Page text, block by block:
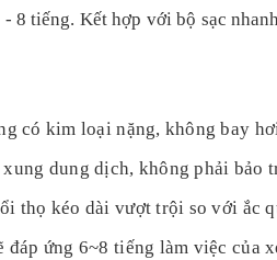
tiếng. Kết hợp với bộ sạc
có kim loại nặng, không bay
dung dịch, không phải bảo
thọ kéo dài vượt trội so với ắc
ứng 6~8 tiếng làm việc của